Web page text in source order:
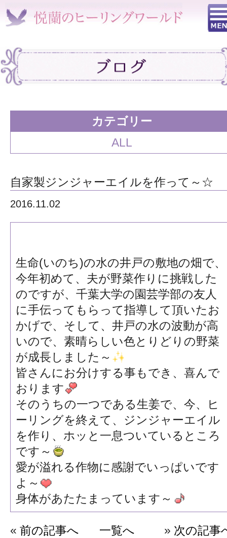
カテゴリー
ALL
自家製ジンジャーエイルを作って～☆
2016.11.02
生命(いのち)の水の井戸の敷地の畑で、
今年初めて、夫が野菜作りに挑戦した
のですが、千葉大学の園芸学部の友人
に手伝ってもらって指導して頂いたお
かげで、そして、井戸の水の波動が高
いので、素晴らしい色とりどりの野菜
が成長しました～
皆さんにお分けする事もでき、喜んで
おります
そのうちの一つである生姜で、今、ヒ
ーリングを終えて、ジンジャーエイル
を作り、ホッと一息ついているところ
です～
愛が溢れる作物に感謝でいっぱいです
よ～
身体があたたまっています～
« 前の記事へ 一覧へ » 次の記事